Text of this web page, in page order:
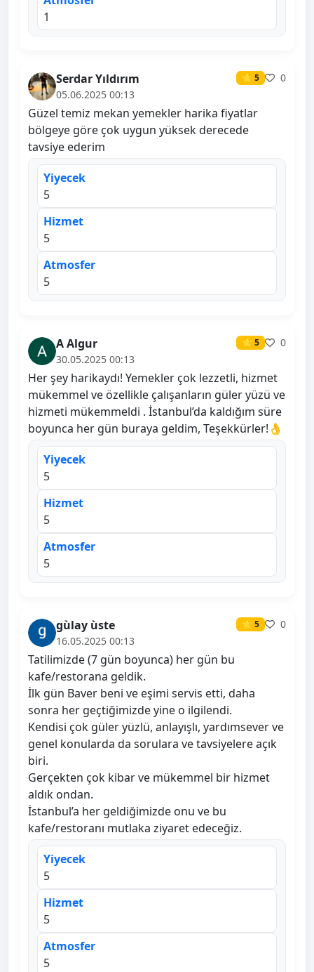
1
Serdar Yıldırım ⭐ 5
0
05.06.2025 00:13
Güzel temiz mekan yemekler harika fiyatlar
bölgeye göre çok uygun yüksek derecede
tavsiye ederim
Yiyecek
5
Hizmet
5
Atmosfer
5
A Algur ⭐ 5
0
30.05.2025 00:13
Her şey harikaydı! Yemekler çok lezzetli, hizmet
mükemmel ve özellikle çalışanların güler yüzü ve
hizmeti mükemmeldi . İstanbul’da kaldığım süre
boyunca her gün buraya geldim, Teşekkürler!👌
Yiyecek
5
Hizmet
5
Atmosfer
5
gùlay ùste ⭐ 5
0
16.05.2025 00:13
Tatilimizde (7 gün boyunca) her gün bu
kafe/restorana geldik.
İlk gün Baver beni ve eşimi servis etti, daha
sonra her geçtiğimizde yine o ilgilendi.
Kendisi çok güler yüzlü, anlayışlı, yardımsever ve
genel konularda da sorulara ve tavsiyelere açık
biri.
Gerçekten çok kibar ve mükemmel bir hizmet
aldık ondan.
İstanbul’a her geldiğimizde onu ve bu
kafe/restoranı mutlaka ziyaret edeceğiz.
Yiyecek
5
Hizmet
5
Atmosfer
5